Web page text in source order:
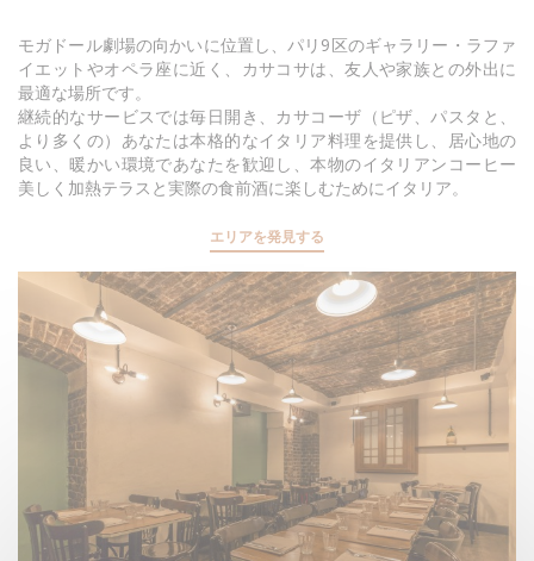
モガドール劇場の向かいに位置し、パリ9区のギャラリー・ラファ
イエットやオペラ座に近く、カサコサは、友人や家族との外出に
最適な場所です。
継続的なサービスでは毎日開き、カサコーザ（ピザ、パスタと、
より多くの）あなたは本格的なイタリア料理を提供し、居心地の
良い、暖かい環境であなたを歓迎し、本物のイタリアンコーヒー
美しく加熱テラスと実際の食前酒に楽しむためにイタリア。
エリアを発見する